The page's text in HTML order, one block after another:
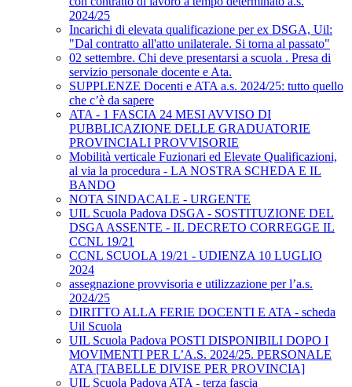
2024/25
Incarichi di elevata qualificazione per ex DSGA, Uil:
"Dal contratto all'atto unilaterale. Si torna al passato"
02 settembre. Chi deve presentarsi a scuola . Presa di
servizio personale docente e Ata.
SUPPLENZE Docenti e ATA a.s. 2024/25: tutto quello
che c’è da sapere
ATA - 1 FASCIA 24 MESI AVVISO DI
PUBBLICAZIONE DELLE GRADUATORIE
PROVINCIALI PROVVISORIE
Mobilità verticale Fuzionari ed Elevate Qualificazioni,
al via la procedura - LA NOSTRA SCHEDA E IL
BANDO
NOTA SINDACALE - URGENTE
UIL Scuola Padova DSGA - SOSTITUZIONE DEL
DSGA ASSENTE - IL DECRETO CORREGGE IL
CCNL 19/21
CCNL SCUOLA 19/21 - UDIENZA 10 LUGLIO
2024
assegnazione provvisoria e utilizzazione per l’a.s.
2024/25
DIRITTO ALLA FERIE DOCENTI E ATA - scheda
Uil Scuola
UIL Scuola Padova POSTI DISPONIBILI DOPO I
MOVIMENTI PER L’A.S. 2024/25. PERSONALE
ATA [TABELLE DIVISE PER PROVINCIA]
UIL Scuola Padova ATA - terza fascia